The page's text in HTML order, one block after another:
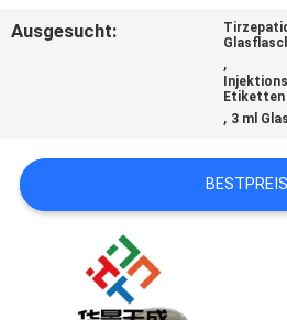
SITEMAP
PRIVACY
POLICY
Ausgesucht:
,
Etiketten
, 3 ml
BESTPREIS